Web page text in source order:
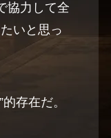
協力して全
いと思っ
存在だ。